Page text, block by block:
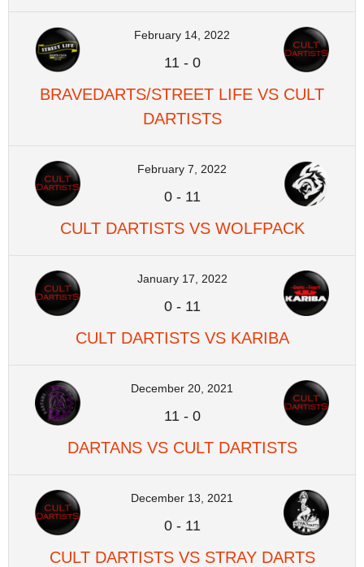
February 14, 2022
11- 0
BRAVEDARTS/STREET LIFE VS CULT
DARTISTS
February 7, 2022
0- 11
CULT DARTISTS VS WOLFPACK
January 17, 2022
0- 11
CULT DARTISTS VS KARIBA
December 20, 2021
11- 0
DARTANS VS CULT DARTISTS
December 13, 2021
0- 11
CULT DARTISTS VS STRAY DARTS